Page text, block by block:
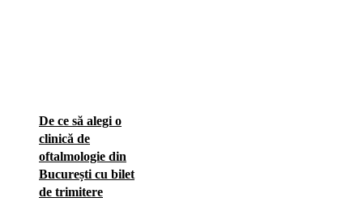
De ce să alegi o
clinică de
oftalmologie din
București cu bilet
de trimitere